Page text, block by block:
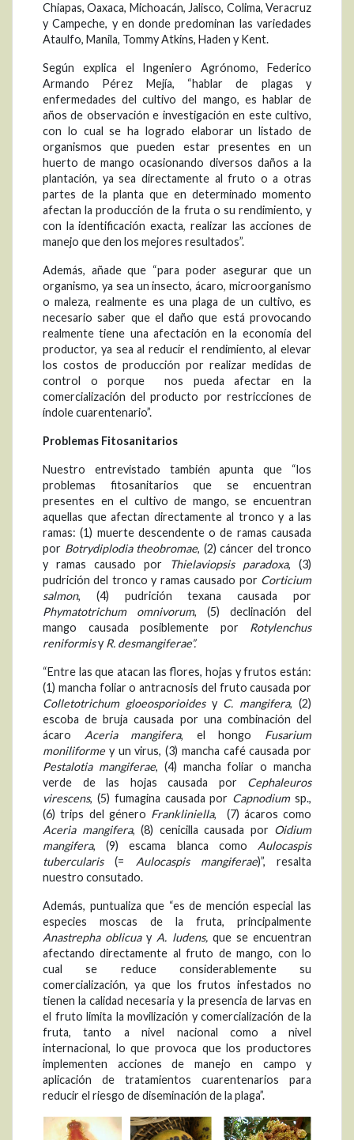
Chiapas, Oaxaca, Michoacán, Jalisco, Colima, Veracruz
y Campeche, y en donde predominan las variedades
Ataulfo, Manila, Tommy Atkins, Haden y Kent.
Según explica el Ingeniero Agrónomo, Federico
Armando Pérez Mejía, “hablar de plagas y
enfermedades del cultivo del mango, es hablar de
años de observación e investigación en este cultivo,
con lo cual se ha logrado elaborar un listado de
organismos que pueden estar presentes en un
huerto de mango ocasionando diversos daños a la
plantación, ya sea directamente al fruto o a otras
partes de la planta que en determinado momento
afectan la producción de la fruta o su rendimiento, y
con la identificación exacta, realizar las acciones de
manejo que den los mejores resultados”.
Además, añade que “para poder asegurar que un
organismo, ya sea un insecto, ácaro, microorganismo
o maleza, realmente es una plaga de un cultivo, es
necesario saber que el daño que está provocando
realmente tiene una afectación en la economía del
productor, ya sea al reducir el rendimiento, al elevar
los costos de producción por realizar medidas de
control o porque nos pueda afectar en la
comercialización del producto por restricciones de
índole cuarentenario”.
Problemas Fitosanitarios
Nuestro entrevistado también apunta que “los
problemas fitosanitarios que se encuentran
presentes en el cultivo de mango, se encuentran
aquellas que afectan directamente al tronco y a las
ramas: (1) muerte descendente o de ramas causada
por Botrydiplodia theobromae, (2) cáncer del tronco
y ramas causado por
Thielaviopsis paradoxa, (3)
pudrición del tronco y ramas causado por Corticium
salmon, (4) pudrición texana causada por
Phymatotrichum omnivorum, (5) declinación del
mango causada posiblemente por Rotylenchus
reniformisy R. desmangiferae”.
“Entre las que atacan las flores, hojas y frutos están:
(1) mancha foliar o antracnosis del fruto causada por
Colletotrichum gloeosporioidesy C. mangifera, (2)
escoba de bruja causada por una combinación del
ácaro Aceria mangifera, el hongo Fusarium
moniliforme y un virus, (3) mancha café causada por
Pestalotia mangiferae, (4) mancha foliar o mancha
verde de las hojas causada por Cephaleuros
virescens, (5) fumagina causada por Capnodiumsp.,
(6) trips del género Frankliniella, (7) ácaros como
Aceria mangifera, (8) cenicilla causada por Oidium
mangifera, (9) escama blanca como Aulocaspis
tubercularis(= Aulocaspis mangiferae)”, resalta
nuestro consutado.
Además, puntualiza que “es de mención especial las
especies moscas de la fruta, principalmente
Anastrepha oblicuay A. ludens,que se encuentran
afectando directamente al fruto de mango, con lo
cual se reduce considerablemente su
comercialización, ya que los frutos infestados no
tienen la calidad necesaria y la presencia de larvas en
el fruto limita la movilización y comercialización de la
fruta, tanto a nivel nacional como a nivel
internacional, lo que provoca que los productores
implementen acciones de manejo en campo y
aplicación de tratamientos cuarentenarios para
reducir el riesgo de diseminación de la plaga”.